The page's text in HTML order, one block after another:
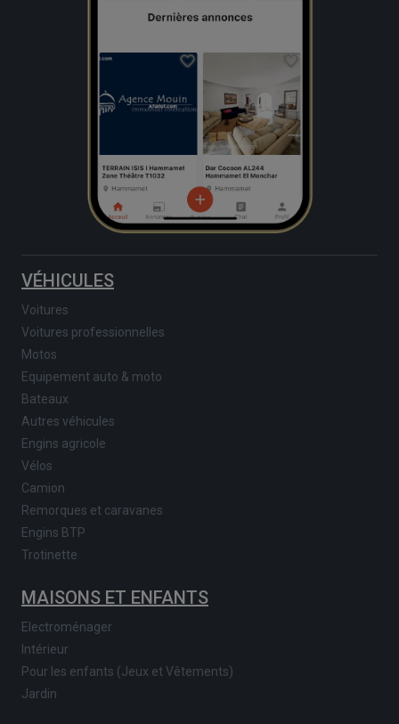
VÉHICULES
Voitures
Voitures professionnelles
Motos
Equipement auto & moto
Bateaux
Autres véhicules
Engins agricole
Vélos
Camion
Remorques et caravanes
Engins BTP
Trotinette
MAISONS ET ENFANTS
Electroménager
Intérieur
Pour les enfants (Jeux et Vêtements)
Jardin